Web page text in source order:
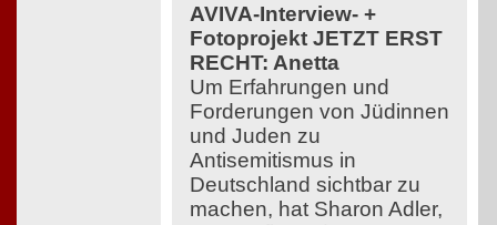
AVIVA-Interview- +
Fotoprojekt JETZT ERST
RECHT: Anetta
Um Erfahrungen und
Forderungen von Jüdinnen
und Juden zu
Antisemitismus in
Deutschland sichtbar zu
machen, hat Sharon Adler,